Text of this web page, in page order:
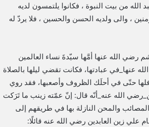
من بيت النبوة ، فكانوا يلتمسون لديه
، والى ولديه الحسن والحسين ، فلا يردّ له
رضي الله عنها أمَّها سيّدةَ نساء العالمين
عنها_في عبادتها، فكانت تقضي ليلها بالصلاة
حتّى في أحلَك الظروف وأصعبها، فقد روي
الله عنه_أنّه قال: إنّ عمّته زينب ما تَرَكت
المصائب والمحن النازلة بها في طريقهم إلى
علي زين العابدين رضي الله عنه قائلًا: